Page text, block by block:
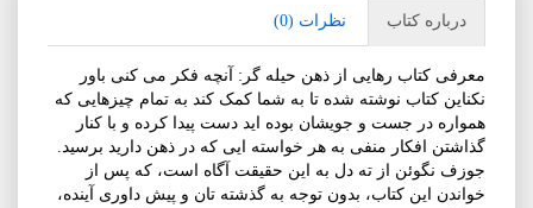
درباره کتاب نظرات (0)
معرفی کتاب رهایی از ذهن حیله گر: آنچه فکر می کنی باور
نکناین کتاب نوشته شده تا به شما کمک کند به تمام چیزهایی که
همواره در جست و جویشان بوده اید دست پیدا کرده و با کنار
گذاشتن افکار منفی به هر خواسته ایی که در ذهن دارید برسید.
جوزف نگوئن از ته دل به این حقیقت آگاه است، که پس از
خواندن این کتاب، بدون توجه به گذشته تان و پیش داوری آینده،